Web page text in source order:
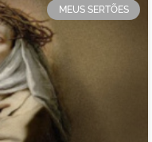
MEUS SERTÕES